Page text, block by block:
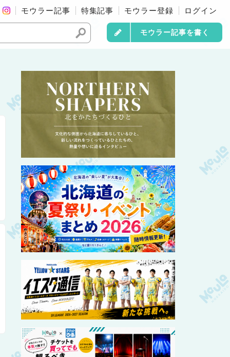
モウラー記事 特集記事 モウラー登録 ログイン
モウラー記事を書く